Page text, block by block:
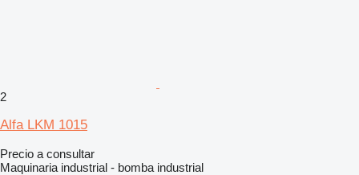
2
Alfa LKM 1015
Precio a consultar
Maquinaria industrial - bomba industrial